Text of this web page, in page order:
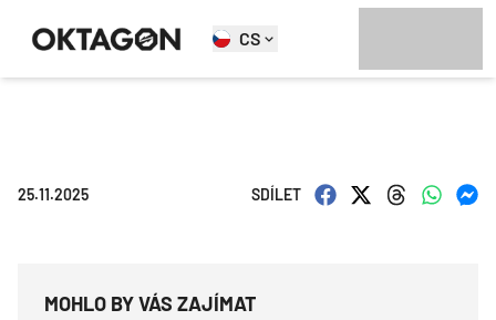
CS
25.11.2025 SDÍLET
MOHLO BY VÁS ZAJÍMAT